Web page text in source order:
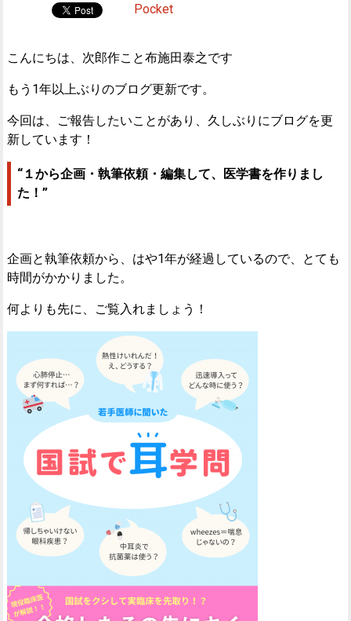
Pocket
こんにちは、次郎作こと布施田泰之です
もう1年以上ぶりのブログ更新です。
今回は、ご報告したいことがあり、久しぶりにブログを更
新しています！
“１から企画・執筆依頼・編集して、医学書を作りまし
た！”
企画と執筆依頼から、はや1年が経過しているので、とても
時間がかかりました。
何よりも先に、ご覧入れましょう！